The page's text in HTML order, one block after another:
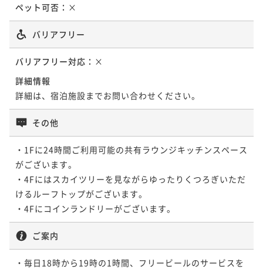
ペット可否： ×
バリアフリー
バリアフリー対応： ×
詳細情報
詳細は、宿泊施設までお問い合わせください。
その他
・1Fに24時間ご利用可能の共有ラウンジキッチンスペース
がございます。
・4Fにはスカイツリーを見ながらゆったりくつろぎいただ
けるルーフトップがございます。
・4Fにコインランドリーがございます。
ご案内
・毎日18時から19時の1時間、フリービールのサービスを